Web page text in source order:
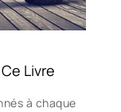
Livre
à chaque